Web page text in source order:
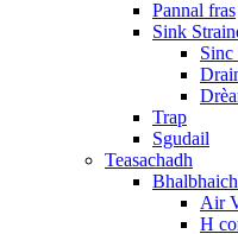
Pannal fras
Sink
Sinc
Trap
Sgudail
Teasachadh
Air
H